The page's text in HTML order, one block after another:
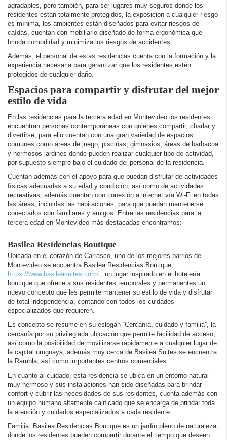
agradables, pero también, para ser lugares muy seguros donde los
residentes están totalmente protegidos, la exposición a cualquier riesgo
es mínima, los ambientes están diseñados para evitar riesgos de
caídas, cuentan con mobiliario diseñado de forma ergonómica que
brinda comodidad y minimiza los riesgos de accidentes
Además, el personal de estas residencias cuenta con la formación y la
experiencia necesaria para garantizar que los residentes estén
protegidos de cualquier daño.
Espacios para compartir y disfrutar del mejor
estilo de vida
En las residencias para la tercera edad en Montevideo los residentes
encuentran personas contemporáneas con quienes compartir, charlar y
divertirse, para ello cuentan con una gran variedad de espacios
comunes como áreas de juego, piscinas, gimnasios, áreas de barbacoa
y hermosos jardines donde pueden realizar cualquier tipo de actividad,
por supuesto siempre bajo el cuidado del personal de la residencia.
Cuentan además con el apoyo para que puedan disfrutar de actividades
físicas adecuadas a su edad y condición, así como de actividades
recreativas, además cuentan con conexión a internet vía Wi-Fi en todas
las áreas, incluidas las habitaciones, para que puedan mantenerse
conectados con familiares y amigos. Entre las residencias para la
tercera edad en Montevideo más destacadas encontramos:
Basilea Residencias Boutique
Ubicada en el corazón de Carrasco, uno de los mejores barrios de
Montevideo se encuentra Basilea Residencias Boutique,
https://www.basileasuites.com/ , un lugar inspirado en el hotelería
boutique que ofrece a sus residentes temporales y permanentes un
nuevo concepto que les permite mantener su estilo de vida y disfrutar
de total independencia, contando con todos los cuidados
especializados que requieren.
Es concepto se resume en su eslogan “Cercanía, cuidado y familia”, la
cercanía por su privilegiada ubicación que permite facilidad de acceso,
así como la posibilidad de movilizarse rápidamente a cualquier lugar de
la capital uruguaya, además muy cerca de Basilea Suites se encuentra
la Rambla, así como importantes centros comerciales.
En cuanto al cuidado, esta residencia se ubica en un entorno natural
muy hermoso y sus instalaciones han sido diseñadas para brindar
confort y cubrir las necesidades de sus residentes, cuenta además con
un equipo humano altamente calificado que se encarga de brindar toda
la atención y cuidados especializados a cada residente.
Familia, Basilea Residencias Boutique es un jardín pleno de naturaleza,
donde los residentes pueden compartir durante el tiempo que deseen